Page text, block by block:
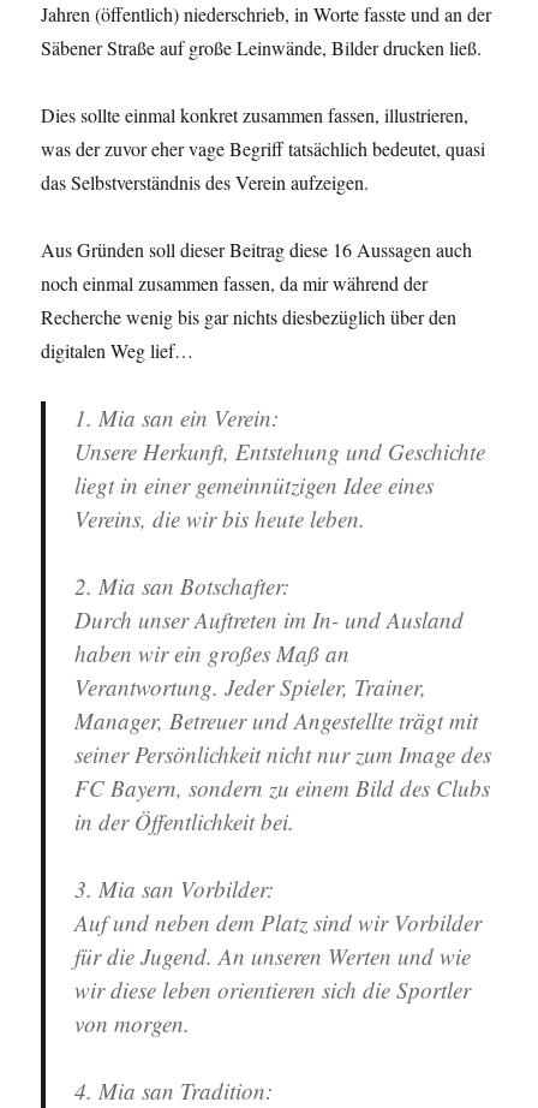
Jahren (öffentlich) niederschrieb, in Worte fasste und an der
Säbener Straße auf große Leinwände, Bilder drucken ließ.
Dies sollte einmal konkret zusammen fassen, illustrieren,
was der zuvor eher vage Begriff tatsächlich bedeutet, quasi
das Selbstverständnis des Verein aufzeigen.
Aus Gründen soll dieser Beitrag diese 16 Aussagen auch
noch einmal zusammen fassen, da mir während der
Recherche wenig bis gar nichts diesbezüglich über den
digitalen Weg lief…
1. Mia san ein Verein:
Unsere Herkunft, Entstehung und Geschichte
liegt in einer gemeinnützigen Idee eines
Vereins, die wir bis heute leben.
2. Mia san Botschafter:
Durch unser Auftreten im In- und Ausland
haben wir ein großes Maß an
Verantwortung. Jeder Spieler, Trainer,
Manager, Betreuer und Angestellte trägt mit
seiner Persönlichkeit nicht nur zum Image des
FC Bayern, sondern zu einem Bild des Clubs
in der Öffentlichkeit bei.
3. Mia san Vorbilder:
Auf und neben dem Platz sind wir Vorbilder
für die Jugend. An unseren Werten und wie
wir diese leben orientieren sich die Sportler
von morgen.
4. Mia san Tradition: